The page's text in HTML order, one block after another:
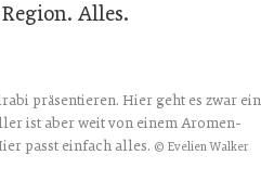
Alles.
präsentieren. Hier geht es zwar ein
ist aber weit von einem Aromen-
passt einfach alles. © Evelien Walker